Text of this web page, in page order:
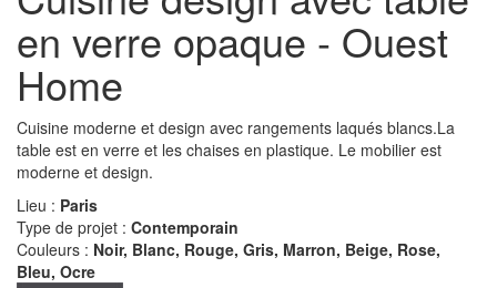
en verre opaque - Ouest
Home
Cuisine moderne et design avec rangements laqués blancs.La
table est en verre et les chaises en plastique. Le mobilier est
moderne et design.
Lieu : Paris
Type de projet : Contemporain
Couleurs : Noir, Blanc, Rouge, Gris, Marron, Beige, Rose,
Bleu, Ocre